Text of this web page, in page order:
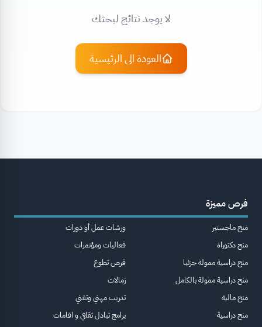
لا يوجد نتائج لبحثك
العودة الى الرئيسية
فرص مميزة
منح ماجستير
منح دكتوراة
منح دراسية ممولة جزئيا
منح دراسية ممولة بالكامل
منح مالية
منح دراسية
ورشات عمل أو دورات
فعاليات ومؤتمرات
فرص تطوع
زمالات
تدريب مهني وتقني
برامج تبادل ثقافي و اقامات